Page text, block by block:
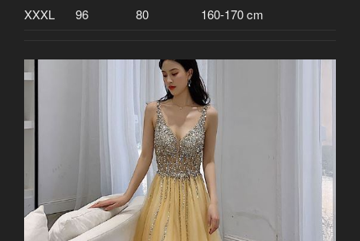
XXXL
96 80 160-170 cm